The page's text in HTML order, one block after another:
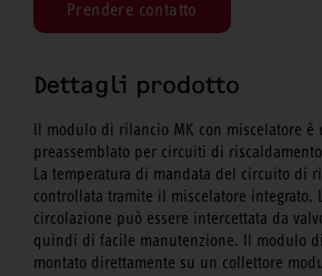
Prendere contatto
Dettagli prodotto
Il modulo di rilancio MK con miscelatore è
preassemblato per circuiti di
La temperatura di mandata del circuito di
controllata tramite il miscelatore integrato.
circolazione può essere intercettata da
quindi di facile manutenzione. Il modulo
montato direttamente su un collettore